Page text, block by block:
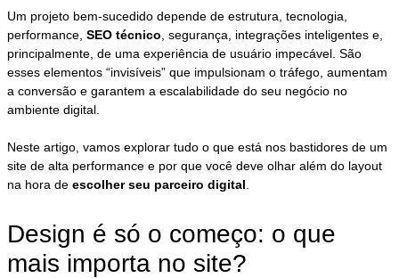
Um projeto bem-sucedido depende de estrutura, tecnologia,
performance,SEO técnico , segurança, integrações inteligentes e,
principalmente, de uma experiência de usuário impecável. São
esses elementos “invisíveis” que impulsionam o tráfego, aumentam
a conversão e garantem a escalabilidade do seu negócio no
ambiente digital.
Neste artigo, vamos explorar tudo o que está nos bastidores de um
site de alta performance e por que você deve olhar além do layout
na hora deescolher seu parceiro digital
Design é só o começo: o que
mais importa no site?